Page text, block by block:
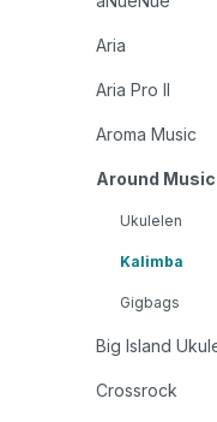
Aria
Aria Pro II
Aroma Music
Around
Ukulelen
Kalimba
Gigbags
Big Island
Crossrock